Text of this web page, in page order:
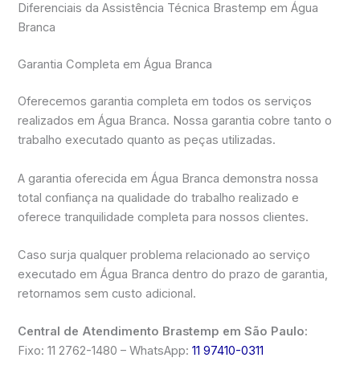
Diferenciais da Assistência Técnica Brastemp em Água
Branca
Garantia Completa em Água Branca
Oferecemos garantia completa em todos os serviços
realizados em Água Branca. Nossa garantia cobre tanto o
trabalho executado quanto as peças utilizadas.
A garantia oferecida em Água Branca demonstra nossa
total confiança na qualidade do trabalho realizado e
oferece tranquilidade completa para nossos clientes.
Caso surja qualquer problema relacionado ao serviço
executado em Água Branca dentro do prazo de garantia,
retornamos sem custo adicional.
Central de Atendimento Brastemp em São Paulo:
Fixo: 11 2762-1480 – WhatsApp:11 97410-0311